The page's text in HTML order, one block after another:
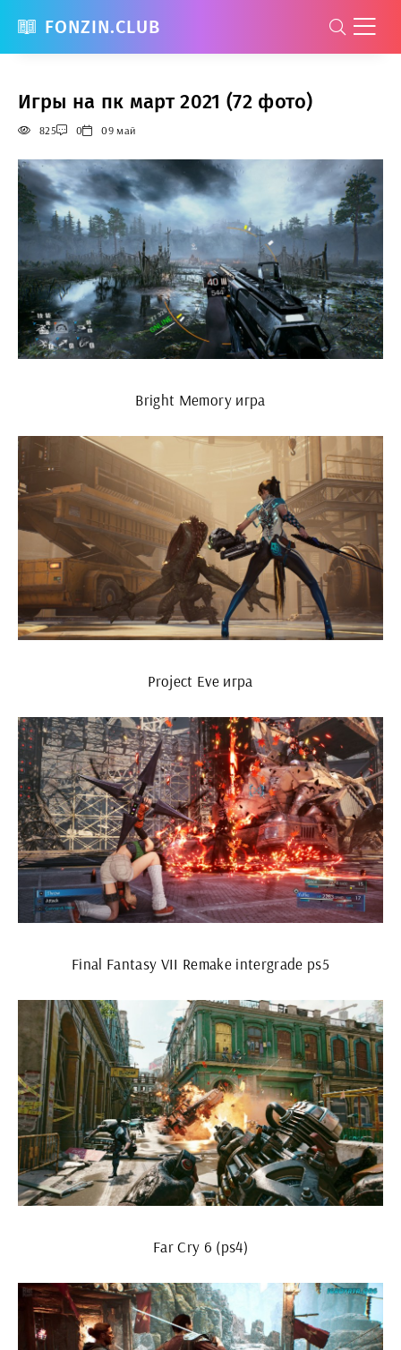
FONZIN.CLUB
Игры на пк март 2021 (72 фото)
825 0 09 май
Bright Memory игра
Project Eve игра
Final Fantasy VII Remake intergrade ps5
Far Cry 6 (ps4)